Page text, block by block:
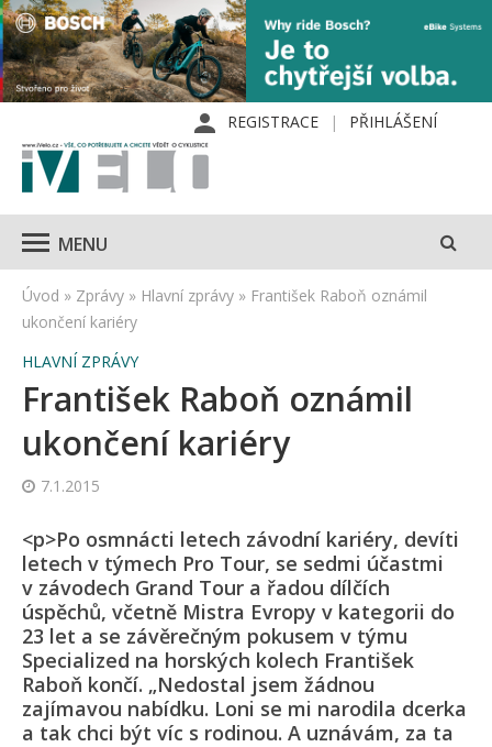
REGISTRACE PŘIHLÁŠENÍ
MENU
Úvod » Zprávy » Hlavní zprávy » František Raboň oznámil
ukončení kariéry
HLAVNÍ ZPRÁVY
František Raboň oznámil
ukončení kariéry
7.1.2015
<p>Po osmnácti letech závodní kariéry, devíti
letech v týmech Pro Tour, se sedmi účastmi
v závodech Grand Tour a řadou dílčích
úspěchů, včetně Mistra Evropy v kategorii do
23 let a se závěrečným pokusem v týmu
Specialized na horských kolech František
Raboň končí. „Nedostal jsem žádnou
zajímavou nabídku. Loni se mi narodila dcerka
a tak chci být víc s rodinou. A uznávám, za ta